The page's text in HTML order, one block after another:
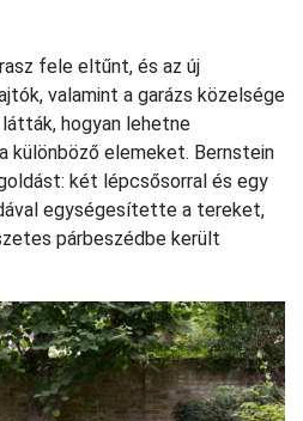
fele eltűnt, és az új
valamint a garázs közelsége
hogyan lehetne
különböző elemeket. Bernstein
két lépcsősorral és egy
egységesítette a tereket,
párbeszédbe került